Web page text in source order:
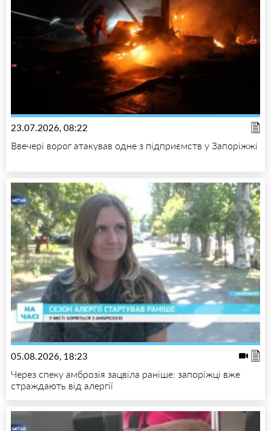
23.07.2026, 08:22
Ввечері ворог атакував одне з підприємств у Запоріжжі
05.08.2026, 18:23
Через спеку амброзія зацвіла раніше: запоріжці вже
страждають від алергії